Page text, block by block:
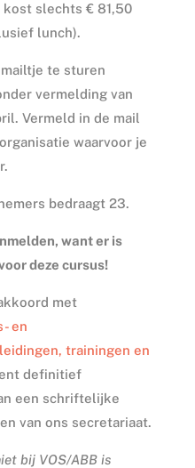
kost slechts € 81,50
lunch).
te sturen
vermelding van
Vermeld in de mail
waarvoor je
bedraagt 23.
want er is
deze cursus!
met
en
trainingen en
definitief
een schriftelijke
van ons secretariaat.
bij VOS/ABB is